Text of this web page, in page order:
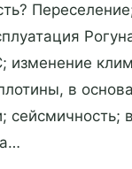
изменение
в
сейсмичность;